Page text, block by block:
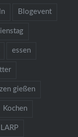
Blogevent
essen
gießen
Kochen
LARP